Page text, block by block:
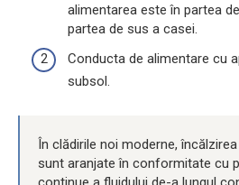
alimentarea este în partea
partea de sus a casei.
Conducta de alimentare cu
subsol.
În clădirile noi moderne,
sunt aranjate în conformitate cu